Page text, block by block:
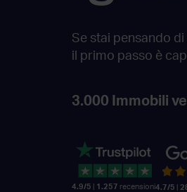
Se stai pensando
il primo passo è
3.000 Immobili
4.9/5 1.257 recensioni4.7/5